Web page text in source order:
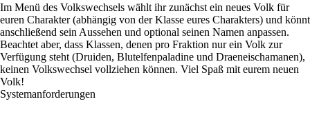
Im Menü des Volkswechsels wählt ihr zunächst ein neues Volk für
euren Charakter (abhängig von der Klasse eures Charakters) und könnt
anschließend sein Aussehen und optional seinen Namen anpassen.
Beachtet aber, dass Klassen, denen pro Fraktion nur ein Volk zur
Verfügung steht (Druiden, Blutelfenpaladine und Draeneischamanen),
keinen Volkswechsel vollziehen können. Viel Spaß mit eurem neuen
Volk!
Systemanforderungen